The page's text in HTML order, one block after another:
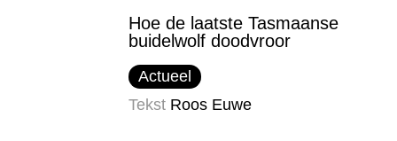
Hoe de laatste Tasmaanse
buidelwolf doodvroor
Actueel
Tekst Roos Euwe